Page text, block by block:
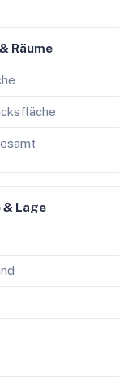
Räume
& Lage